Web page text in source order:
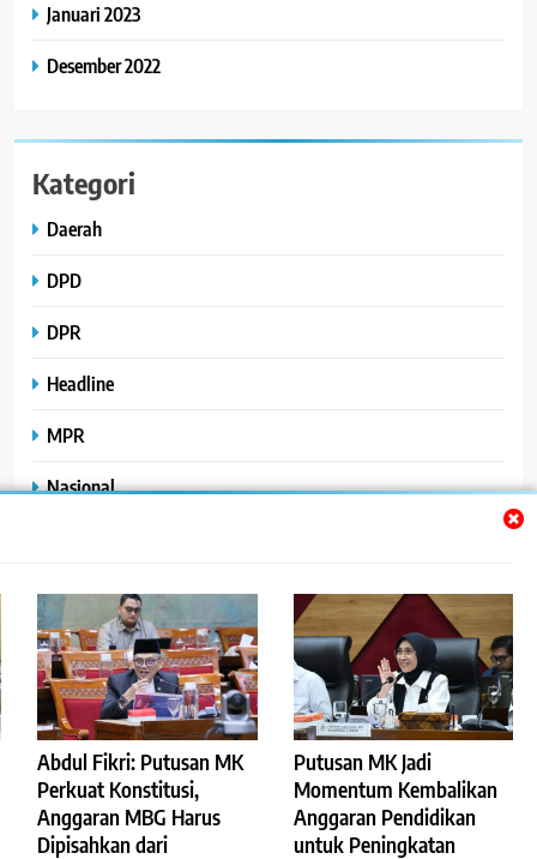
Abdul Fikri: Putusan MK
Perkuat Konstitusi,
Anggaran MBG Harus
Dipisahkan dari
Putusan MK Jadi
Momentum Kembalikan
Anggaran Pendidikan
untuk Peningkatan
Januari 2023
Desember 2022
Kategori
Daerah
DPD
DPR
Headline
MPR
Nasional
Polhukam
Uncategorized
©2023 ReportaseBisnis.
Redaksi
Pedoman Pemberitaan Media Siber
Privacy Policy
Disclaimer